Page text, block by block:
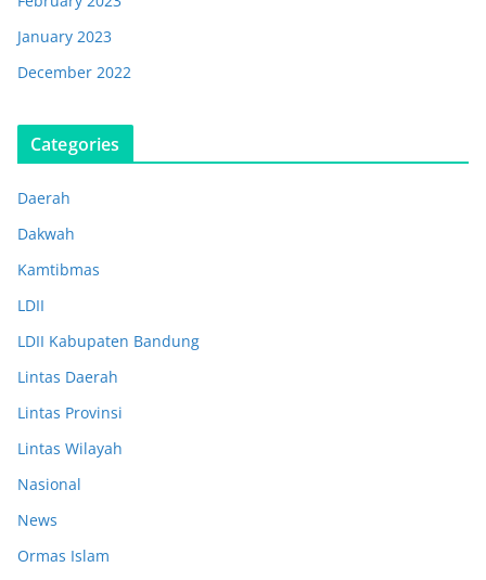
January 2023
December 2022
Categories
Daerah
Dakwah
Kamtibmas
LDII
LDII Kabupaten Bandung
Lintas Daerah
Lintas Provinsi
Lintas Wilayah
Nasional
News
Ormas Islam